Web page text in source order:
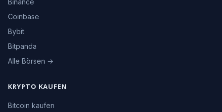
Binance
Coinbase
Bybit
Bitpanda
Alle Börsen →
KRYPTO KAUFEN
Bitcoin kaufen